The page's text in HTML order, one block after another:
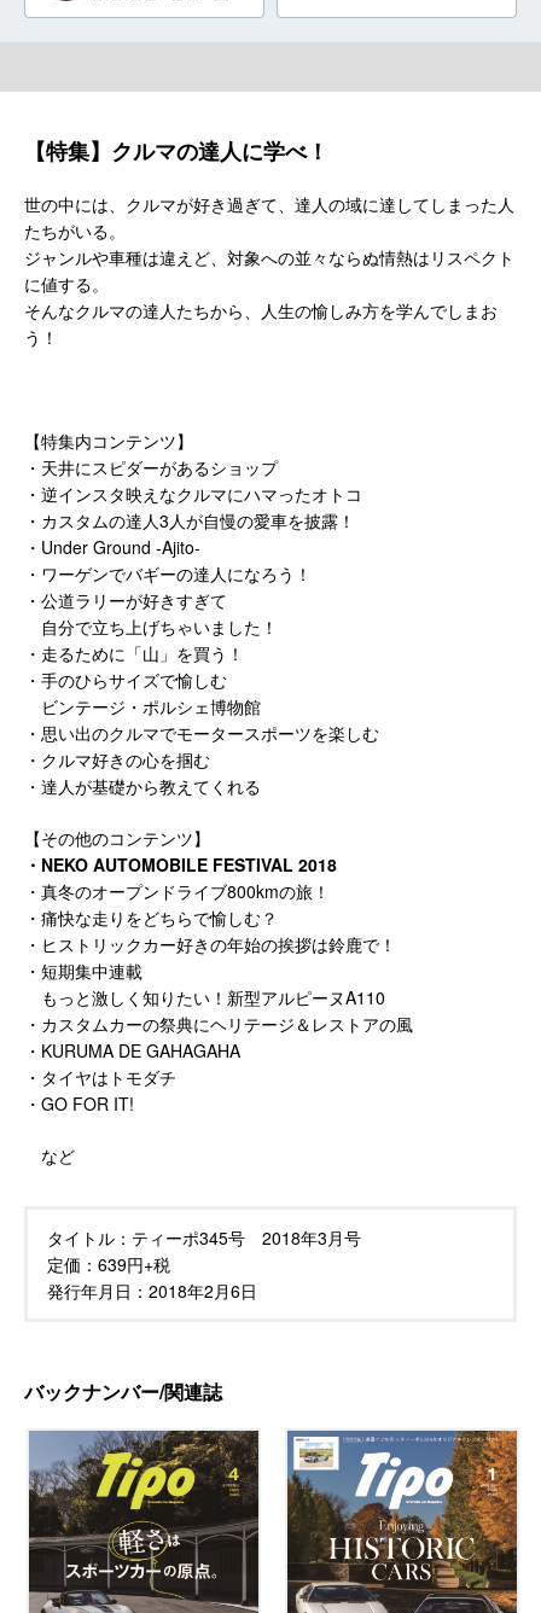
【特集】クルマの達人に学べ！
世の中には、クルマが好き過ぎて、達人の域に達してしまった人
たちがいる。
ジャンルや車種は違えど、対象への並々ならぬ情熱はリスペクト
に値する。
そんなクルマの達人たちから、人生の愉しみ方を学んでしまお
う！
【特集内コンテンツ】
・天井にスピダーがあるショップ
・逆インスタ映えなクルマにハマったオトコ
・カスタムの達人3人が自慢の愛車を披露！
・Under Ground -Ajito-
・ワーゲンでバギーの達人になろう！
・公道ラリーが好きすぎて
自分で立ち上げちゃいました！
・走るために「山」を買う！
・手のひらサイズで愉しむ
ビンテージ・ポルシェ博物館
・思い出のクルマでモータースポーツを楽しむ
・クルマ好きの心を掴む
・達人が基礎から教えてくれる
【その他のコンテンツ】
・NEKO AUTOMOBILE FESTIVAL 2018
・真冬のオープンドライブ800kmの旅！
・痛快な走りをどちらで愉しむ？
・ヒストリックカー好きの年始の挨拶は鈴鹿で！
・短期集中連載
もっと激しく知りたい！新型アルピーヌA110
・カスタムカーの祭典にヘリテージ＆レストアの風
・KURUMA DE GAHAGAHA
・タイヤはトモダチ
・GO FOR IT!
など
タイトル： ティーポ345号 2018年3月号
定価： 639円+税
発行年月日： 2018年2月6日
バックナンバー/関連誌